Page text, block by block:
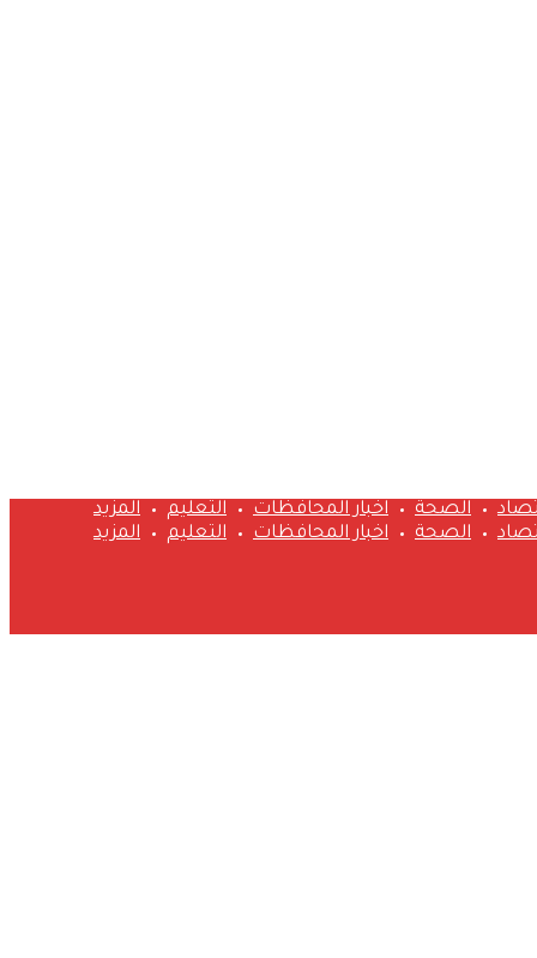
الصحة اخبار المحافظات التعليم
المزيد
الصحة اخبار المحافظات التعليم المزيد